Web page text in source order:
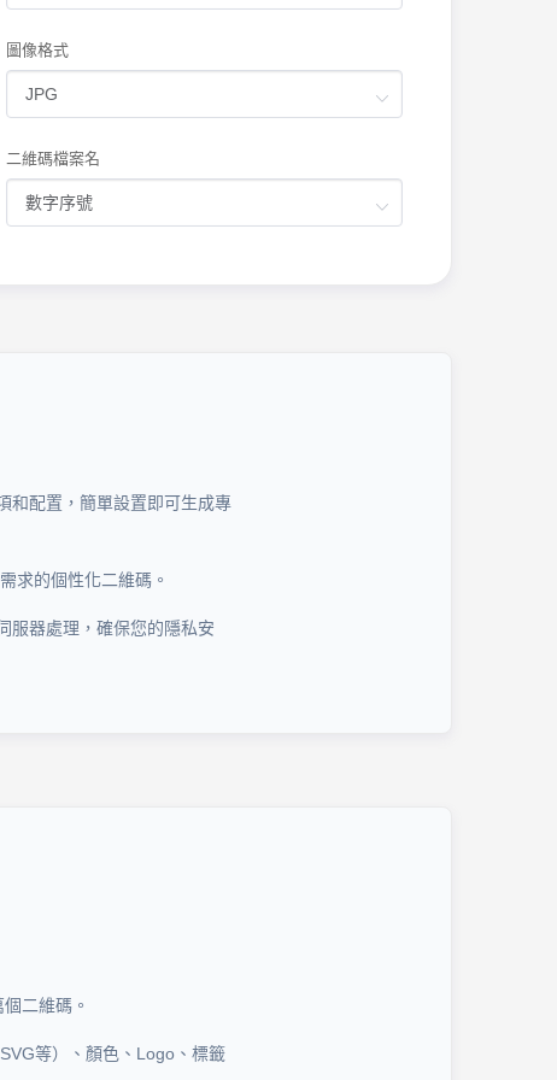
圖像格式
二維碼檔案名
和配置，簡單設置即可生成專
求的個性化二維碼。
服器處理，確保您的隱私安
二維碼。
等）、顏色、Logo、標籤